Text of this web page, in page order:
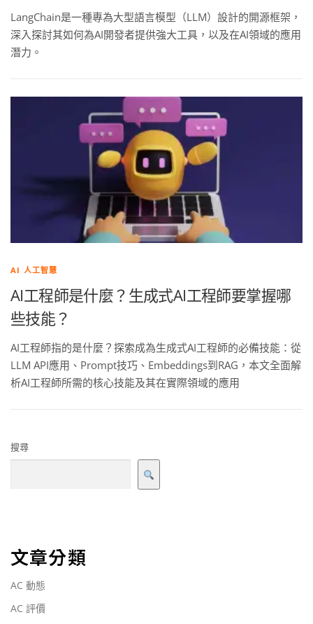
LangChain是一種專為大型語言模型（LLM）設計的開源框架，
深入探討其如何為AI開發者提供強大工具，以及在AI領域的應用
潛力。
AI 人工智慧
AI工程師是什麼？生成式AI工程師要掌握哪
些技能？
AI工程師指的是什麼？探索成為生成式AI工程師的必備技能：從
LLM API應用、Prompt技巧、Embeddings到RAG，本文全面解
析AI工程師所需的核心技能及其在實際領域的應用
搜尋
文章分類
AC 動態
AC 評價